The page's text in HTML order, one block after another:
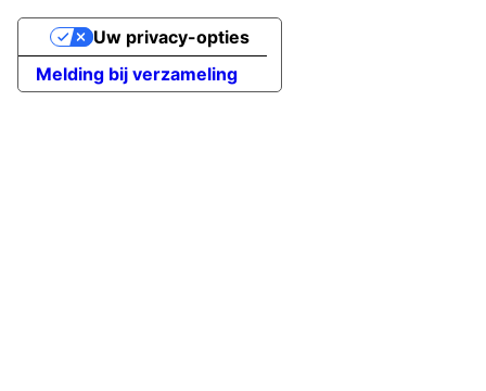
Melding bij verzameling
Uw privacy-opties